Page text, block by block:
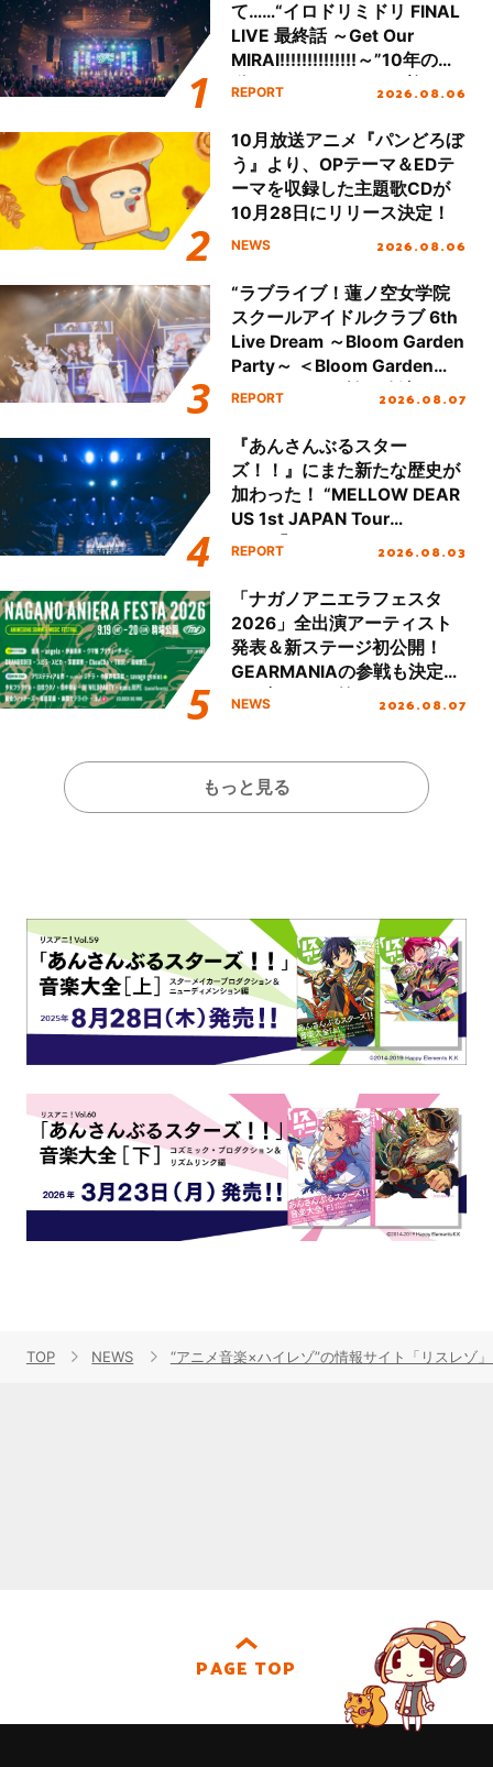
て……“イロドリミドリ FINAL
LIVE 最終話 ～Get Our
MIRAI!!!!!!!!!!!!!!～”10年の活
動を経てファイナルを迎える
REPORT 2026.08.06
10月放送アニメ『パンどろぼ
う』より、OPテーマ＆EDテ
ーマを収録した主題歌CDが
10月28日にリリース決定！
NEWS 2026.08.06
“ラブライブ！蓮ノ空女学院
スクールアイドルクラブ 6th
Live Dream ～Bloom Garden
Party～ ＜Bloom Garden
Party Stage／埼玉公演＞”
REPORT 2026.08.07
『あんさんぶるスター
ズ！！』にまた新たな歴史が
加わった！ “MELLOW DEAR
US 1st JAPAN Tour
Final「NICE to meet YOU
ート!!
REPORT 2026.08.03
「ナガノアニエラフェスタ
2026」全出演アーティスト
発表＆新ステージ初公開！
GEARMANIAの参戦も決定
し、初となる第3ステージの
NEWS 2026.08.07
もっと見る
TOP NEWS “アニメ音楽×ハイレゾ”の情報サイト「リスレゾ
PAGE TOP